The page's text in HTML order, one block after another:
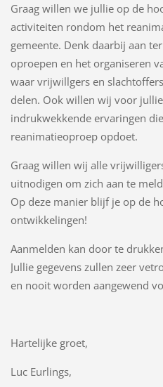
Graag willen we jullie op de
activiteiten rondom het
gemeente. Denk daarbij aan
oproepen en het organiseren
waar vrijwillgers en
delen. Ook willen wij voor
indrukwekkende ervaringen
reanimatieoproep opdoet.
Graag willen wij alle
uitnodigen om zich aan te
Op deze manier blijf je op de
ontwikkelingen!
Aanmelden kan door te
Jullie gegevens zullen zeer
en nooit worden aangewend
Hartelijke groet,
Luc Eurlings,